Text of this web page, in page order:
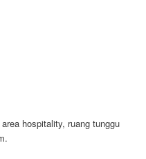
hospitality, ruang tunggu